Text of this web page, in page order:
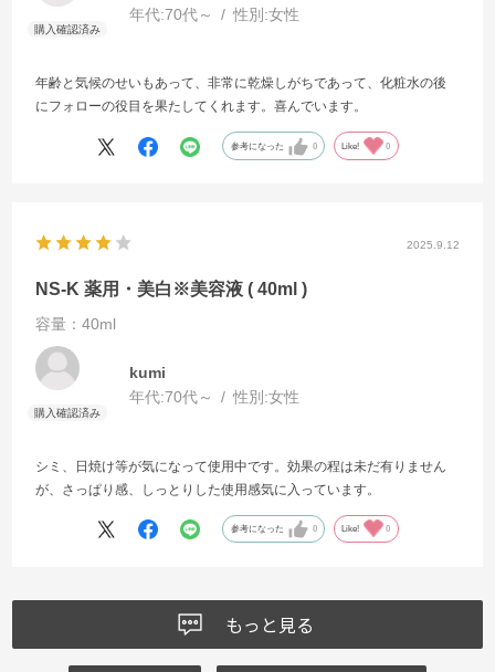
年代:70代～ 性別:女性
年齢と気候のせいもあって、非常に乾燥しがちであって、化粧水の後
にフォローの役目を果たしてくれます。喜んでいます。
参考になった 0 Like! 0
2025.9.12
NS-K 薬用・美白※美容液 ( 40ml )
容量：40ml
kumi
年代:70代～ 性別:女性
シミ、日焼け等が気になって使用中です。効果の程は未だ有りません
が、さっぱり感、しっとりした使用感気に入っています。
参考になった 0 Like! 0
もっと見る